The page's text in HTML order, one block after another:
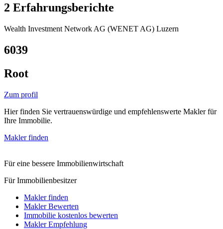
2 Erfahrungsberichte
Wealth Investment Network AG (WENET AG) Luzern
6039
Root
Zum profil
Hier finden Sie vertrauenswürdige und empfehlenswerte Makler für
Ihre Immobilie.
Makler finden
Für eine bessere Immobilienwirtschaft
Für Immobilienbesitzer
Makler finden
Makler Bewerten
Immobilie kostenlos bewerten
Makler Empfehlung